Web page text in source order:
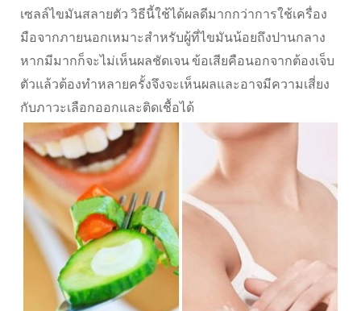
เซลล์ไขมันสลายตัว วิธีนี้ใช้ได้ผลดีมากกว่าการใช้เครื่อง
มือจากภายนอกเหมาะสำหรับผู้ที่ไขมันน้อยถึงปานกลาง
หากมีมากก็จะไม่เห็นผลชัดเจน ข้อเสียคือนอกจากต้องเจ็บ
ตัวแล้วต้องทำหลายครั้งจึงจะเห็นผลและอาจมีความเสี่ยง
กับภาวะเลือกออกและติดเชื้อได้